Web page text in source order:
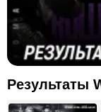
Результаты